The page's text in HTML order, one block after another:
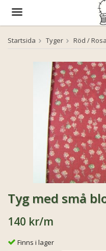
Produkten har
Startsida Tyger Röd / Rosa
Tyg med små
140 kr/m
Finns i lager